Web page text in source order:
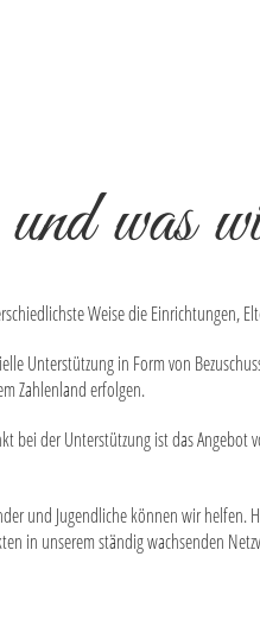
was
Weise die Einrichtungen,
Unterstützung in Form von
Zahlenland erfolgen.
bei der Unterstützung ist das
und Jugendliche können wir
in unserem ständig wachsenden